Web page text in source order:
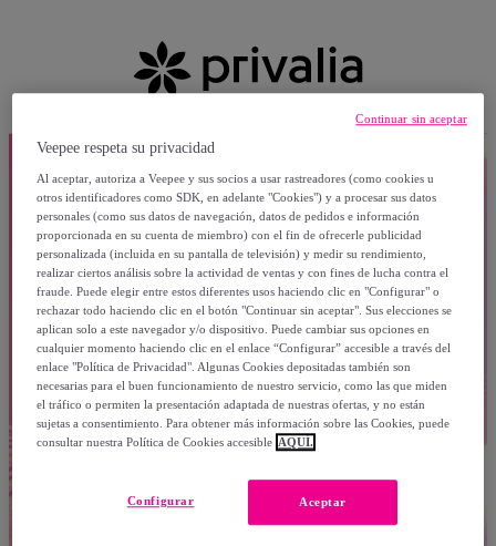
Veepee respeta su privacidad
Al aceptar, autoriza a Veepee y sus socios a usar rastreadores (como cookies u
otros identificadores como SDK, en adelante "Cookies") y a procesar sus datos
personales (como sus datos de navegación, datos de pedidos e información
proporcionada en su cuenta de miembro) con el fin de ofrecerle publicidad
personalizada (incluida en su pantalla de televisión) y medir su rendimiento,
realizar ciertos análisis sobre la actividad de ventas y con fines de lucha contra el
fraude. Puede elegir entre estos diferentes usos haciendo clic en "Configurar" o
rechazar todo haciendo clic en el botón "Continuar sin aceptar". Sus elecciones se
aplican solo a este navegador y/o dispositivo. Puede cambiar sus opciones en
cualquier momento haciendo clic en el enlace “Configurar” accesible a través del
enlace "Política de Privacidad". Algunas Cookies depositadas también son
necesarias para el buen funcionamiento de nuestro servicio, como las que miden
el tráfico o permiten la presentación adaptada de nuestras ofertas, y no están
sujetas a consentimiento. Para obtener más información sobre las Cookies, puede
consultar nuestra Política de Cookies accesible AQUÍ.
Aceptar
Configurar
Continuar sin aceptar